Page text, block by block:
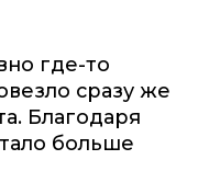
где-то
сразу же
Благодаря
больше